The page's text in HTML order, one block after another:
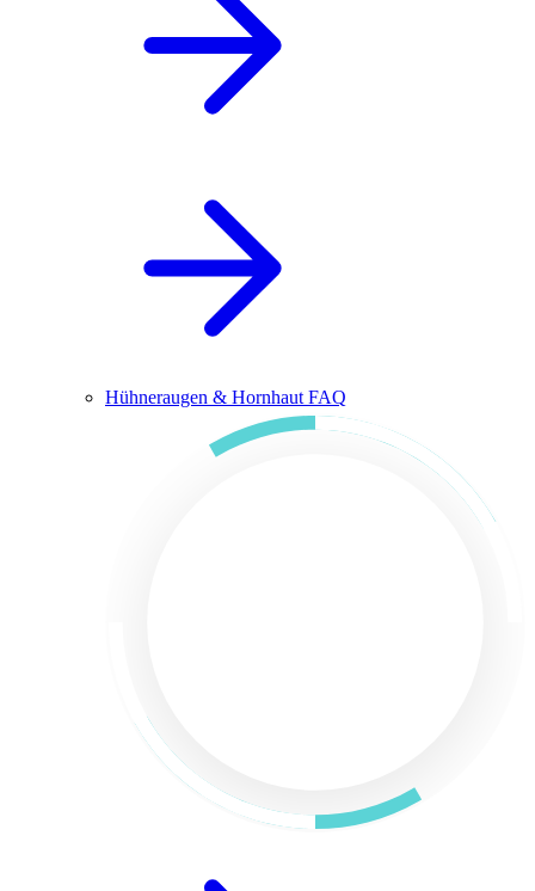
Hühneraugen & Hornhaut FAQ